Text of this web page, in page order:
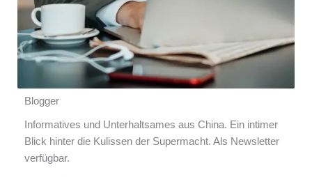
Blogger
Informatives und Unterhaltsames aus China. Ein intimer
Blick hinter die Kulissen der Supermacht. Als Newsletter
verfügbar.